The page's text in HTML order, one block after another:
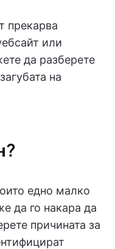
прекарва
или
да разберете
на
едно малко
да го накара да
причината за